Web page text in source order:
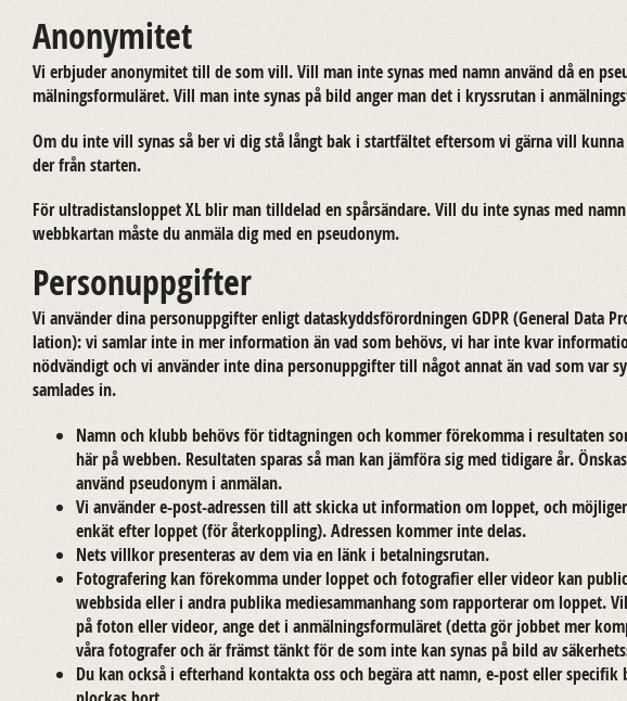
Anonymitet
Vi er­bju­der ano­ny­mi­tet till de som vill. Vill man inte synas med namn an­vänd då en
mäl­nings­for­mu­lä­ret. Vill man inte synas på bild anger man det i kryssru­tan i
Om du inte vill synas så ber vi dig stå långt bak i start­fäl­tet ef­tersom vi gärna vill
der från star­ten.
För ult­ra­di­stanslop­pet XL blir man till­de­lad en spår­sän­da­re. Vill du inte synas med
webb­kar­tan måste du an­mä­la dig med en pseu­do­nym.
Personuppgifter
Vi an­vän­der dina per­son­upp­gif­ter en­ligt data­skydds­för­ord­ning­en GDPR (Ge­ne­ral Data
la­tion): vi sam­lar inte in mer in­for­ma­tion än vad som be­hövs, vi har inte kvar
nöd­vän­digt och vi an­vän­der inte dina per­son­upp­gif­ter till något annat än vad som var
sam­la­des in.
Namn och klubb be­hövs för tid­tag­ning­en och kom­mer fö­re­kom­ma i re­sul­ta­ten
här på web­ben. Re­sul­ta­ten spa­ras så man kan jäm­fö­ra sig med ti­di­ga­re år.
an­vänd pseu­do­nym i an­mä­lan.
Vi an­vän­der e-​post-adressen till att skic­ka ut in­for­ma­tion om lop­pet, och
enkät efter lop­pet (för åter­kopp­ling). Adres­sen kom­mer inte delas.
Nets vill­kor pre­sen­te­ras av dem via en länk i be­tal­ningsru­tan.
Fo­to­gra­fe­ring kan fö­re­kom­ma under lop­pet och fo­to­gra­fi­er eller vi­de­or kan
webb­si­da eller i andra pub­li­ka me­di­e­sam­man­hang som rap­por­te­rar om lop­pet.
på foton eller vi­de­or, ange det i an­mäl­nings­for­mu­lä­ret (detta gör job­bet mer
våra fo­to­gra­fer och är främst tänkt för de som inte kan synas på bild av
Du kan också i ef­ter­hand kon­tak­ta oss och be­gä­ra att namn, e-​post eller